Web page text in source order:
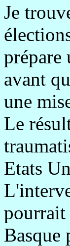
Je
prépare
avant
une
Le
Etats
pourrait
Basque